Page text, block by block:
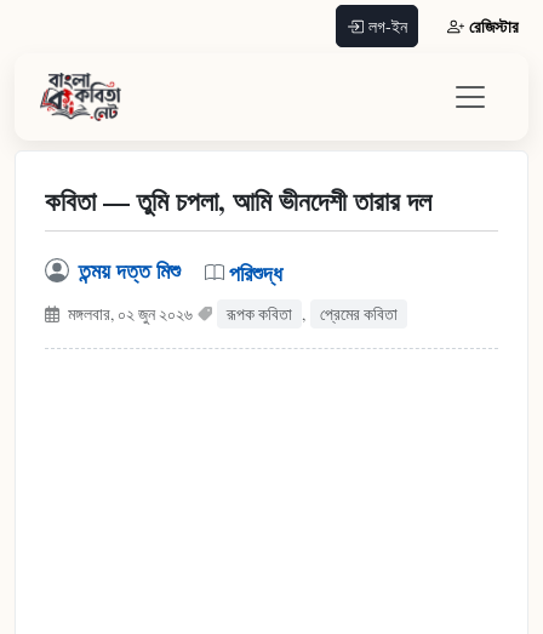
লগ-ইন রেজিস্টার
কবিতা — তুমি চপলা, আমি ভীনদেশী তারার দল
তন্ময় দত্ত মিশু পরিশুদ্ধ
মঙ্গলবার, ০২ জুন ২০২৬ রূপক কবিতা , প্রেমের কবিতা